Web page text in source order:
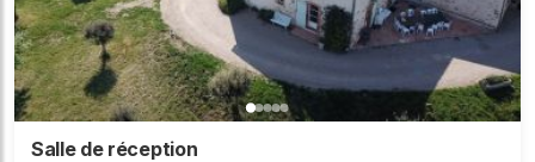
Salle de réception